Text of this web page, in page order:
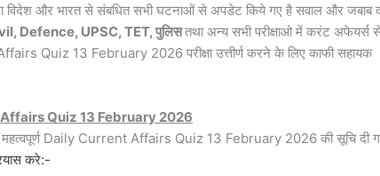
विदेश और भारत से संबधित सभी घटनाओं से अपडेट किये गए है सवाल और जबाब
Defence, UPSC, TET, पुलिसतथा अन्य सभी परीक्षाओ में करंट अफेयर्स
Quiz 13 February 2026 परीक्षा उत्तीर्ण करने के लिए काफी सहायक
Quiz 13 February 2026
Daily Current Affairs Quiz 13 February 2026 की सूचि दी
करे:-